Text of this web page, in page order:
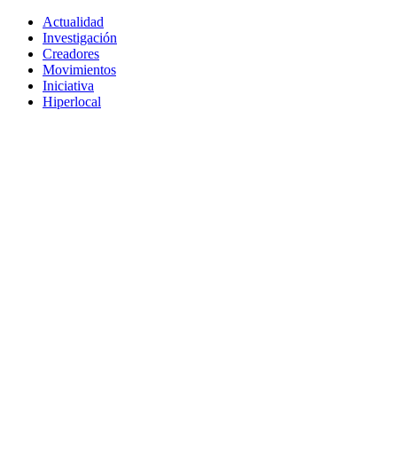
Actualidad
Investigación
Creadores
Movimientos
Iniciativa
Hiperlocal